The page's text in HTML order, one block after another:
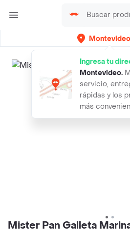
Montevideo
Ingresa tu
Montevideo.
servicio,
rápidas y los
más
Mister Pan Galleta